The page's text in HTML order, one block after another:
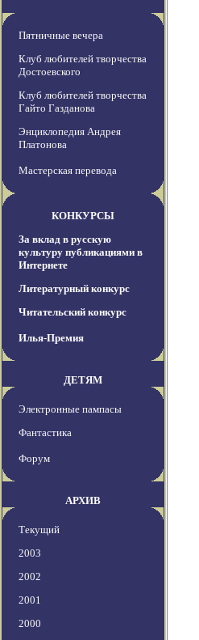
Пятничные вечера
Клуб любителей творчества
Достоевского
Клуб любителей творчества
Гайто Газданова
Энциклопедия Андрея
Платонова
Мастерская перевода
КОНКУРСЫ
За вклад в русскую
культуру публикациями в
Интернете
Литературный конкурс
Читательский конкурс
Илья-Премия
ДЕТЯМ
Электронные пампасы
Фантастика
Форум
АРХИВ
Текущий
2003
2002
2001
2000